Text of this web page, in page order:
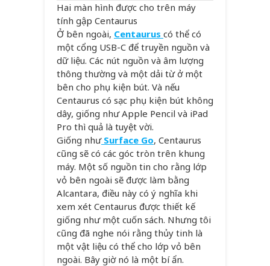
Hai màn hình được cho trên máy
tính gập Centaurus
Ở bên ngoài, Centaurus có thể có
một cổng USB-C để truyền nguồn và
dữ liệu. Các nút nguồn và âm lượng
thông thường và một dải từ ở một
bên cho phụ kiện bút. Và nếu
Centaurus có sạc phụ kiện bút không
dây, giống như Apple Pencil và iPad
Pro thì quả là tuyệt vời.
Giống nhưSurface Go, Centaurus
cũng sẽ có các góc tròn trên khung
máy. Một số nguồn tin cho rằng lớp
vỏ bên ngoài sẽ được làm bằng
Alcantara, điều này có ý nghĩa khi
xem xét Centaurus được thiết kế
giống như một cuốn sách. Nhưng tôi
cũng đã nghe nói rằng thủy tinh là
một vật liệu có thể cho lớp vỏ bên
ngoài. Bây giờ nó là một bí ẩn.